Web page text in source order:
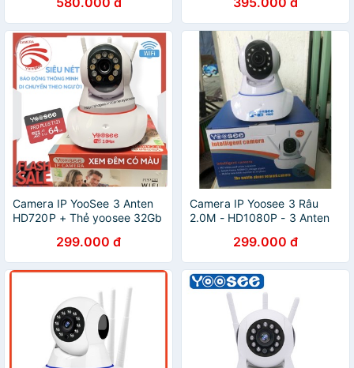
Camera IP YooSee 3 Anten
HD720P + Thẻ yoosee 32Gb
299.000 đ
Camera IP Yoosee 3 Râu
2.0M - HD1080P - 3 Anten
299.000 đ